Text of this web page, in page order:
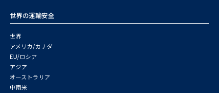
世界の運輸安全
世界
アメリカ/カナダ
EU/ロシア
アジア
オーストラリア
中南米